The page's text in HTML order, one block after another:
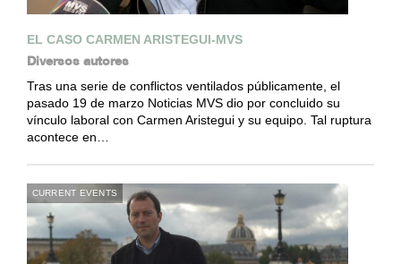
EL CASO CARMEN ARISTEGUI-MVS
Diversos autores
Tras una serie de conflictos ventilados públicamente, el
pasado 19 de marzo Noticias MVS dio por concluido su
vínculo laboral con Carmen Aristegui y su equipo. Tal ruptura
acontece en…
CURRENT EVENTS